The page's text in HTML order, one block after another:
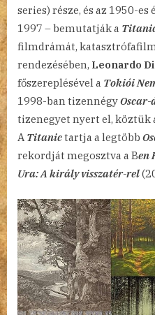
series) része, és az 1950-
1997 – bemutatják a
filmdrámát,
rendezésében, Leonardo
főszereplésével a Tokiói
1998-ban tizennégy
tizenegyet nyert el,
A Titanictartja a legtöbb
rekordját megosztva a Ben
Ura: A király visszatér-rel